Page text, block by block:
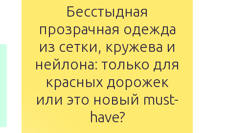
Бесстыдная
прозрачная одежда
из сетки, кружева и
нейлона: только для
красных дорожек
или это новый must-
have?